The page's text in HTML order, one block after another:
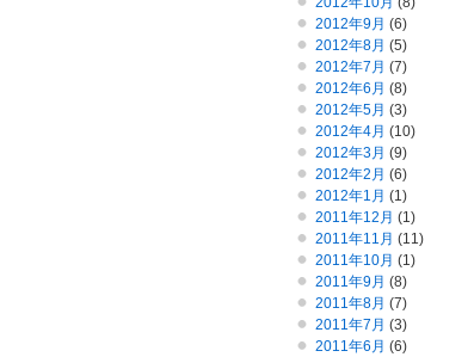
2012年9月 (6)
2012年8月 (5)
2012年7月 (7)
2012年6月 (8)
2012年5月 (3)
2012年4月 (10)
2012年3月 (9)
2012年2月 (6)
2012年1月 (1)
2011年12月 (1)
2011年11月 (11)
2011年10月 (1)
2011年9月 (8)
2011年8月 (7)
2011年7月 (3)
2011年6月 (6)